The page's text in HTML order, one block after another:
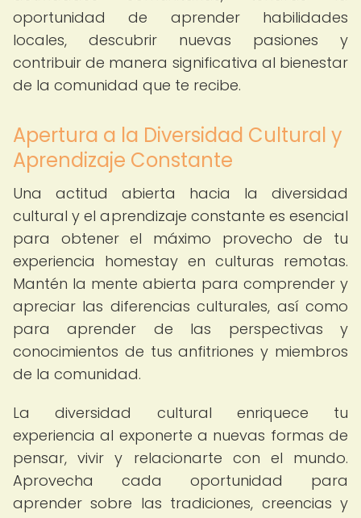
oportunidad de aprender habilidades
locales, descubrir nuevas pasiones y
contribuir de manera significativa al bienestar
de la comunidad que te recibe.
Apertura a la Diversidad Cultural y
Aprendizaje Constante
Una actitud abierta hacia la diversidad
cultural y el aprendizaje constante es esencial
para obtener el máximo provecho de tu
experiencia homestay en culturas remotas.
Mantén la mente abierta para comprender y
apreciar las diferencias culturales, así como
para aprender de las perspectivas y
conocimientos de tus anfitriones y miembros
de la comunidad.
La diversidad cultural enriquece tu
experiencia al exponerte a nuevas formas de
pensar, vivir y relacionarte con el mundo.
Aprovecha cada oportunidad para
aprender sobre las tradiciones, creencias y